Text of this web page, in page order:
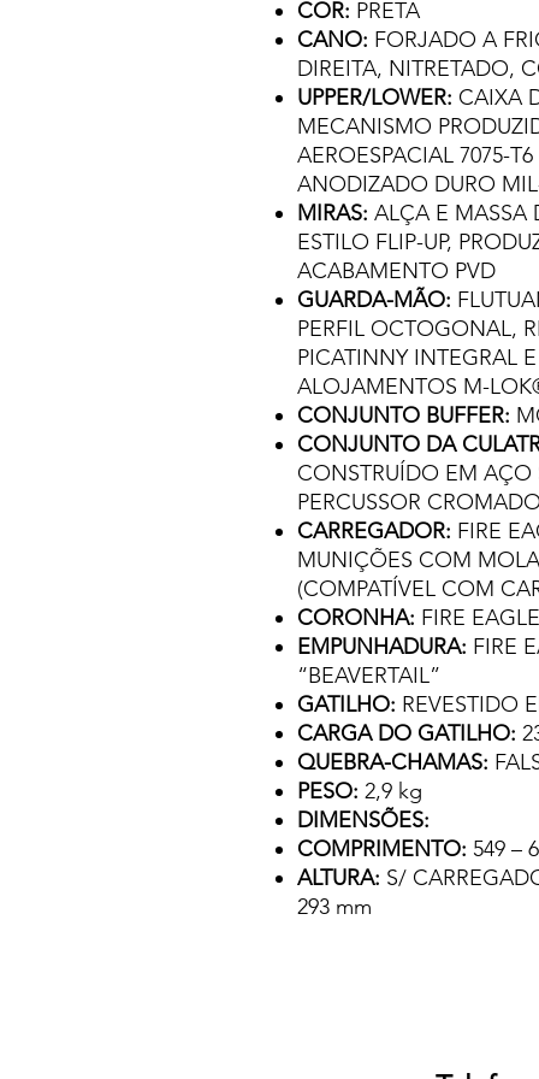
COR: PRETA
CANO: FORJADO A
DIREITA, NITRETADO,
UPPER/LOWER: CAIXA
MECANISMO
AEROESPACIAL 7075-
ANODIZADO DURO
MIRAS: ALÇA E MASSA
ESTILO FLIP-UP,
ACABAMENTO PVD
GUARDA-MÃO:
PERFIL OCTOGONAL,
PICATINNY INTEGRAL
ALOJAMENTOS M-
CONJUNTO BUFFER:
CONJUNTO DA
CONSTRUÍDO EM AÇO
PERCUSSOR CROMADO
CARREGADOR: FIRE
MUNIÇÕES COM
(COMPATÍVEL COM
CORONHA: FIRE
EMPUNHADURA: FIRE
“BEAVERTAIL”
GATILHO: REVESTIDO
CARGA DO GATILHO:
QUEBRA-CHAMAS:
PESO: 2,9 kg
DIMENSÕES:
COMPRIMENTO: 549 –
ALTURA: S/
293 mm